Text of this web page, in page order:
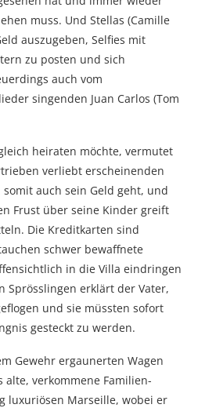
muss. Und Stellas (Camille
auszugeben, Selfies mit
zu posten und sich
auch vom
singenden Juan Carlos (Tom
heiraten möchte, vermutet
verliebt erscheinenden
auch sein Geld geht, und
Frust über seine Kinder greift
Die Kreditkarten sind
schwer bewaffnete
in die Villa eindringen
Sprösslingen erklärt der Vater,
und sie müssten sofort
gesteckt zu werden.
Gewehr ergaunerten Wagen
verkommene Familien-
luxuriösen Marseille, wobei er